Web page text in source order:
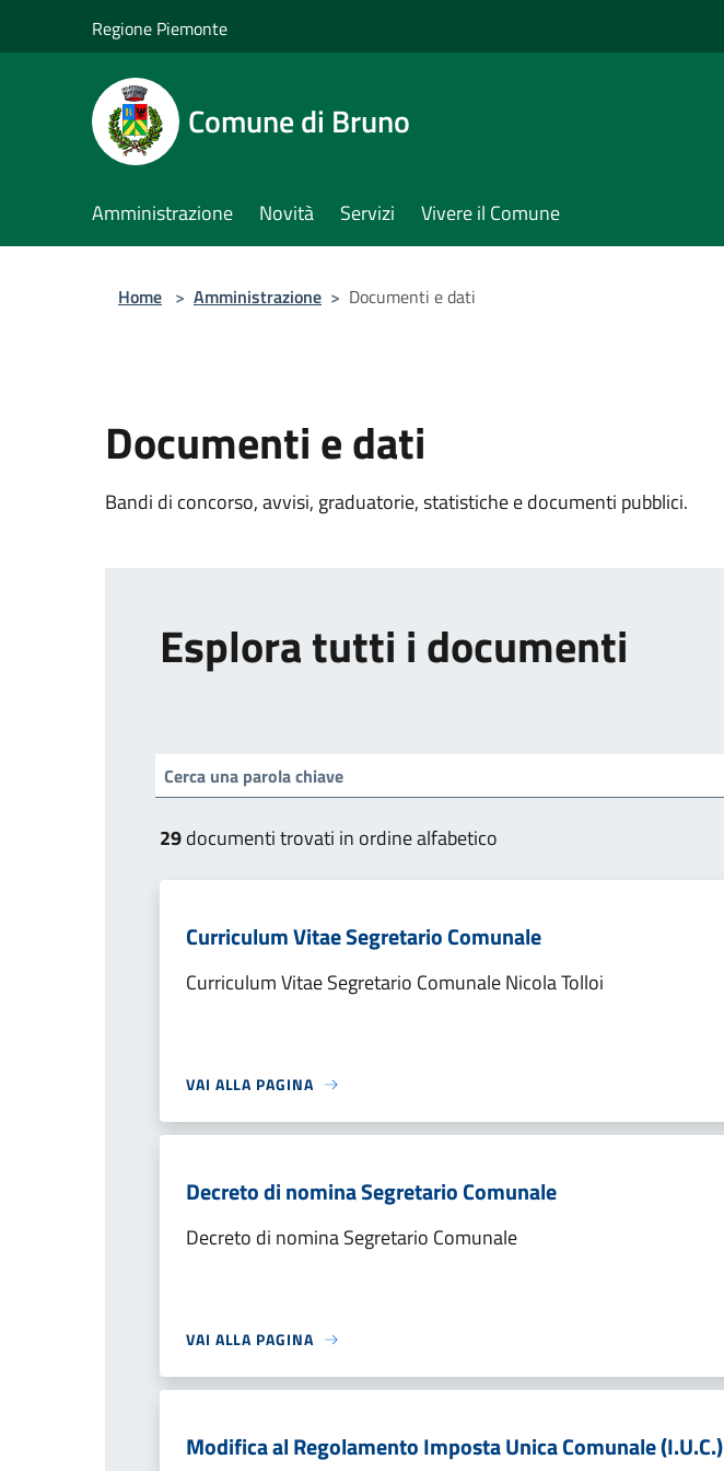
Regione Piemonte
Comune di Bruno
Amministrazione Novità Servizi Vivere il Comune
Home > Amministrazione > Documenti e dati
Documenti e dati
Bandi di concorso, avvisi, graduatorie, statistiche e documenti pubblici.
Esplora tutti i documenti
29documenti trovati in ordine alfabetico
Curriculum Vitae Segretario Comunale
Curriculum Vitae Segretario Comunale Nicola Tolloi
VAI ALLA PAGINA
Decreto di nomina Segretario Comunale
Decreto di nomina Segretario Comunale
VAI ALLA PAGINA
Modifica al Regolamento Imposta Unica Comunale (I.U.C.)